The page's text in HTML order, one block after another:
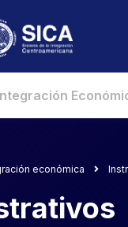
económica